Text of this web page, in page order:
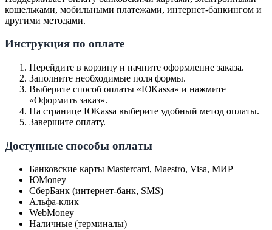
кошельками, мобильными платежами, интернет-банкингом и
другими методами.
Инструкция по оплате
Перейдите в корзину и начните оформление заказа.
Заполните необходимые поля формы.
Выберите способ оплаты «ЮKassa» и нажмите
«Оформить заказ».
На странице ЮKassa выберите удобный метод оплаты.
Завершите оплату.
Доступные способы оплаты
Банковские карты Mastercard, Maestro, Visa, МИР
ЮMoney
СберБанк (интернет-банк, SMS)
Альфа-клик
WebMoney
Наличные (терминалы)